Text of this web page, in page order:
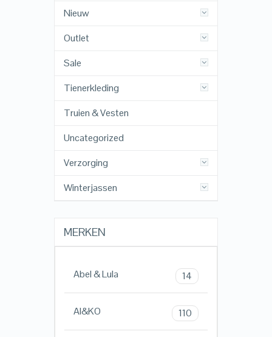
Nieuw
Outlet
Sale
Tienerkleding
Truien & Vesten
Uncategorized
Verzorging
Winterjassen
MERKEN
Abel & Lula 14
AI&KO 110